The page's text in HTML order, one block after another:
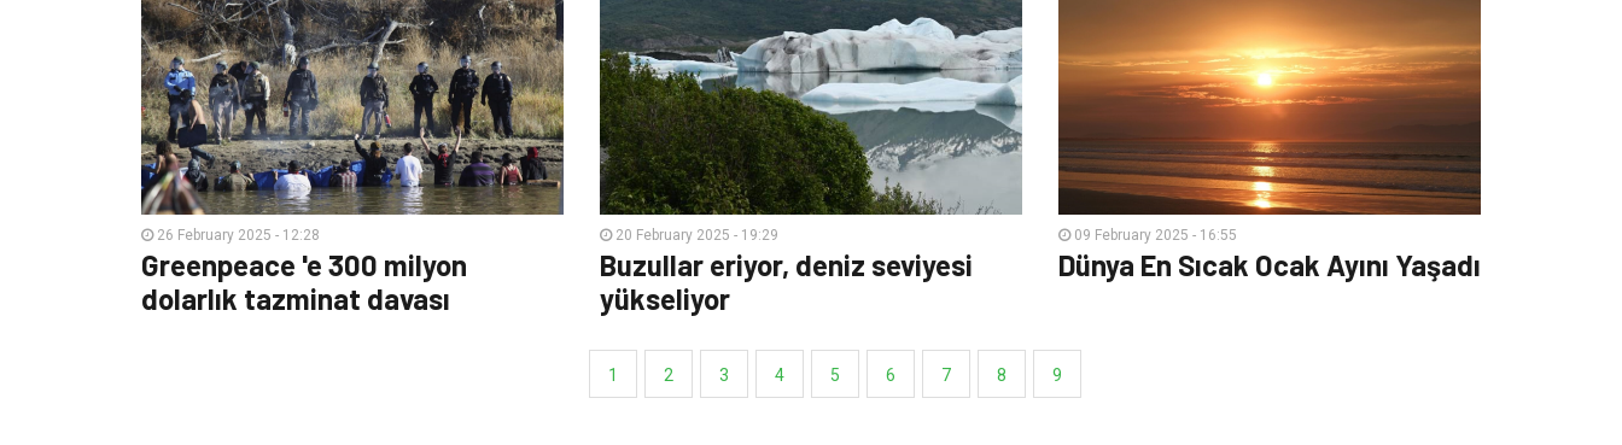
26 February 2025 - 12:28
Greenpeace 'e 300 milyon
dolarlık tazminat davası
20 February 2025 - 19:29
Buzullar eriyor, deniz seviyesi
yükseliyor
09 February 2025 - 16:55
Dünya En Sıcak Ocak Ayını Yaşadı
1 2 3 4 5 6 7 8 9